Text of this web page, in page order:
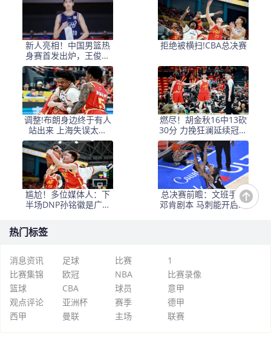
新人亮相！中国男篮热
身赛首发出炉，王俊杰
领衔+徐昕坐镇禁区
拒绝被横扫!CBA总决赛
调整!布朗身边终于有人
站出来 上海失误太多
+犯规困扰
燃尽！胡金秋16中13砍
30分 力挽狂澜延续冠军
悬念
尴尬！多位媒体人：下
半场DNP孙铭徽是广厦
总决赛前瞻：文班手握
邓肯剧本 马刺能开启新
热门标签
消息资讯 足球 比赛
1
比赛集锦
欧冠 NBA
比赛录像
篮球
CBA 球员
意甲
观点评论
亚洲杯 赛季
德甲
西甲
曼联 主场 联赛